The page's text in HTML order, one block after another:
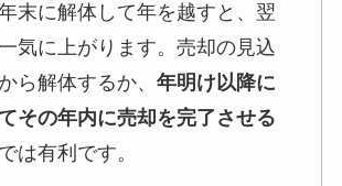
末に解体して年を越すと、翌
気に上がります。売却の見込
ら解体するか、 年明け以降に
その年内に売却を完了させる
は有利です。